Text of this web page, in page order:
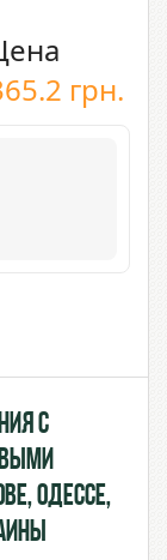
грн.
с
Одессе,